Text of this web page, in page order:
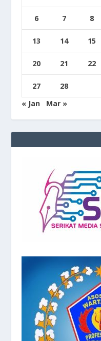
6 7 8
13 14 15
20 21 22
27
28
« Jan
Mar »